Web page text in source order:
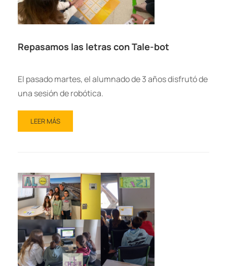
Repasamos las letras con Tale-bot
El pasado martes, el alumnado de 3 años disfrutó de
una sesión de robótica.
LEER MÁS